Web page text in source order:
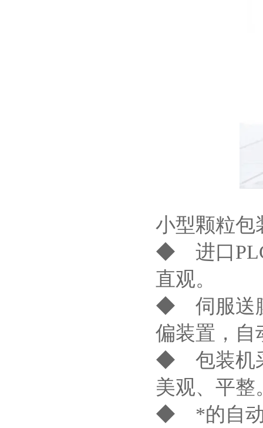
小型颗粒包
◆ 进口PLC
直观。
◆ 伺服送
偏装置，自
◆ 包装机
美观、平整
◆ *的自动